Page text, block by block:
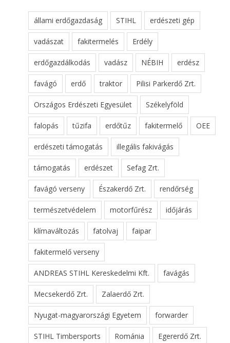
állami erdőgazdaság STIHL erdészeti gép
vadászat fakitermelés Erdély
erdőgazdálkodás vadász NÉBIH erdész
favágó erdő traktor Pilisi Parkerdő Zrt.
Országos Erdészeti Egyesület Székelyföld
falopás tűzifa erdőtűz fakitermelő OEE
erdészeti támogatás illegális fakivágás
támogatás erdészet Sefag Zrt.
favágó verseny Északerdő Zrt. rendőrség
természetvédelem motorfűrész időjárás
klímaváltozás fatolvaj faipar
fakitermelő verseny
ANDREAS STIHL Kereskedelmi Kft. favágás
Mecsekerdő Zrt. Zalaerdő Zrt.
Nyugat-magyarországi Egyetem forwarder
STIHL Timbersports Románia Egererdő Zrt.